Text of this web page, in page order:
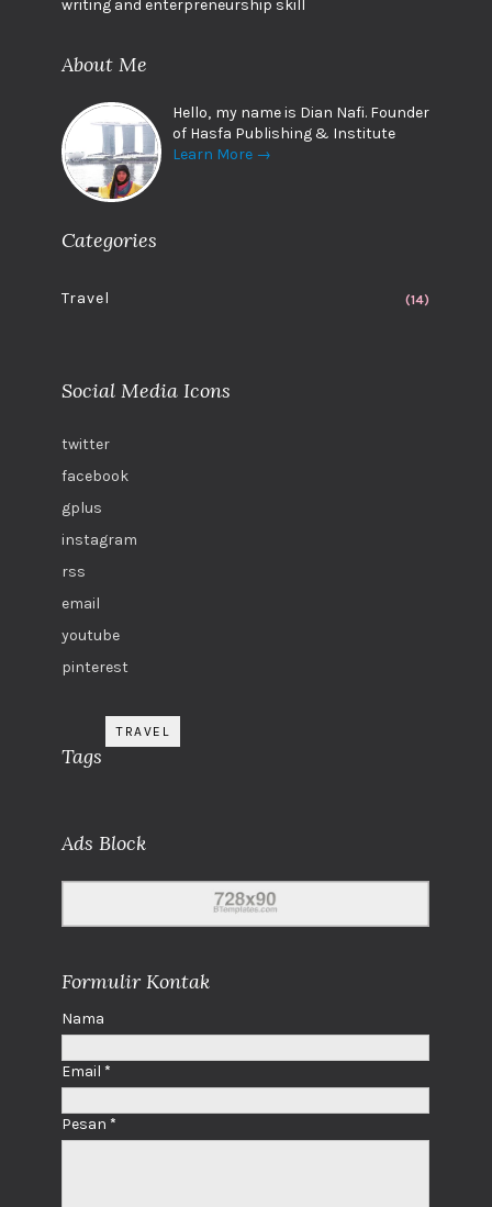
writing and enterpreneurship skill
About Me
Hello, my name is Dian Nafi. Founder
of Hasfa Publishing & Institute
Learn More →
Categories
Travel (14)
Social Media Icons
twitter
facebook
gplus
instagram
rss
email
youtube
pinterest
Tags
TRAVEL
Ads Block
Formulir Kontak
Nama
Email *
Pesan *